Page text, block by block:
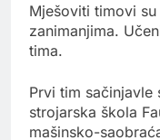
Mješoviti timovi
zanimanjima.
tima.
Prvi tim sačinjavle
strojarska škola
mašinsko-